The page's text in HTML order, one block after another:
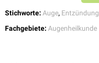
Stichworte: Auge, Entzündung
Fachgebiete: Augenheilkunde